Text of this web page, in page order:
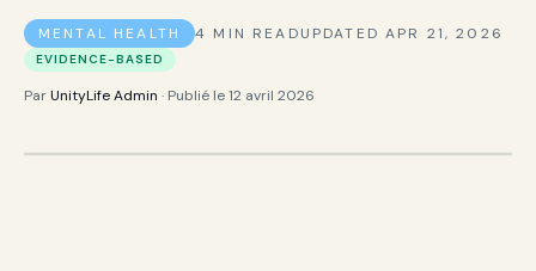
MENTAL HEALTH 4 MIN READUPDATED APR 21, 2026
EVIDENCE-BASED
ParUnityLife Admin · Publié le12 avril 2026